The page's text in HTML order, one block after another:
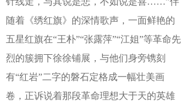
随着《绣红旗》的深情歌声，一面鲜艳的
五星红旗在“王朴”“张露萍”“江姐”等革命先
烈的簇拥下徐徐铺展，与他们身旁镌刻
有“红岩”二字的磐石定格成一幅壮美画
卷，正诉说着那段革命理想大于天的英雄